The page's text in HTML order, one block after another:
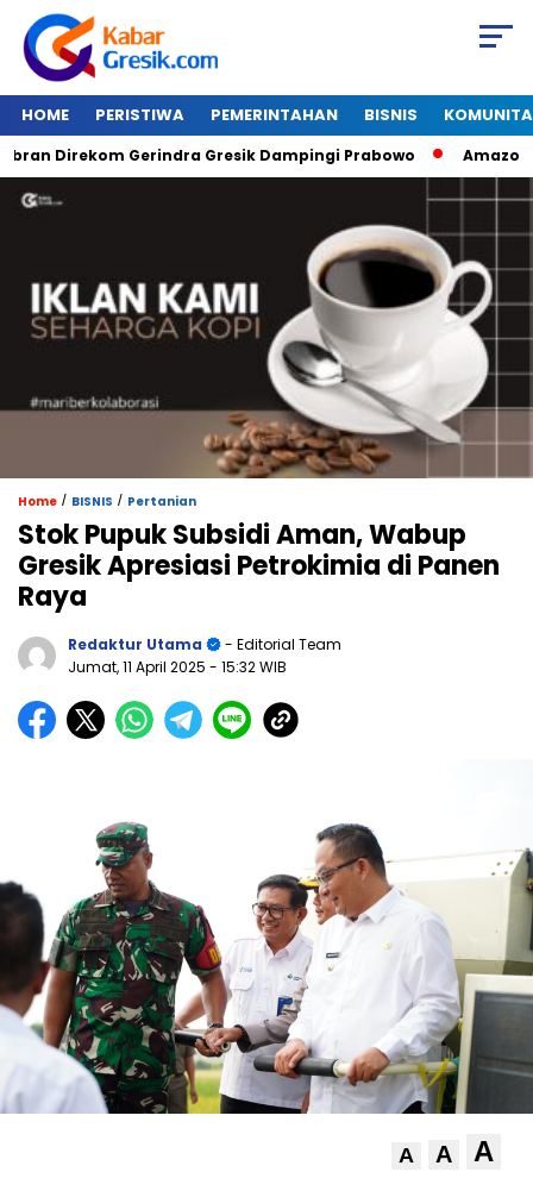
HOME PERISTIWA PEMERINTAHAN BISNIS
Direkom Gerindra Gresik Dampingi Prabowo Amazon
Home / BISNIS / Pertanian
Stok Pupuk Subsidi Aman, Wabup
Gresik Apresiasi Petrokimia di Panen
Raya
Redaktur Utama
- Editorial Team
Jumat, 11 April 2025 - 15:32 WIB
A A A